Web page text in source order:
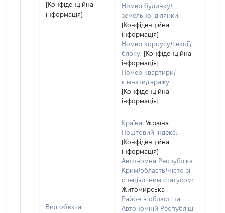
[Конфіденційна
інформація]
Номер будинку/
земельної ділянки:
[Конфіденційна
інформація]
Номер корпусу/секції/
блоку: [Конфіденційна
інформація]
Номер квартири/
кімнати/гаражу:
[Конфіденційна
інформація]
Вид об'єкта:
Країна: Україна
Поштовий індекс:
[Конфіденційна
інформація]
Автономна Республіка
Крим/область/місто зі
спеціальним статусом:
Житомирська
Район в області та
Автономній Республіці